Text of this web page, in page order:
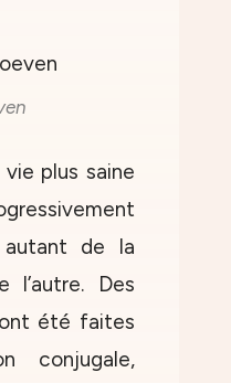
plus saine
autant de la
l’autre. Des
été faites
conjugale,